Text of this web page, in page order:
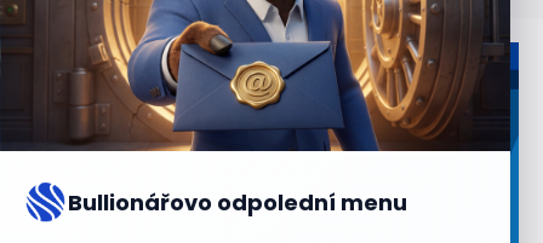
Bullionářovo odpolední menu